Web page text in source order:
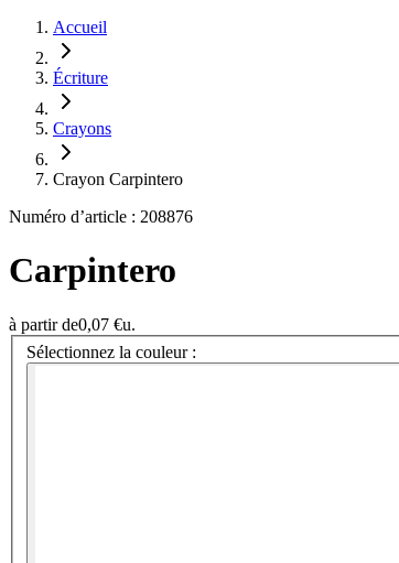
Accueil
Écriture
Crayons
Crayon Carpintero
Numéro d’article : 208876
Carpintero
à partir de0,07 €u.
Sélectionnez la couleur :